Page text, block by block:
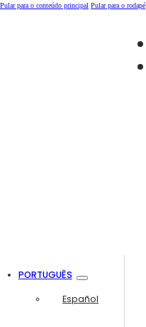
Pular para o conteúdo principal Pular para o rodapé
PORTUGUÊS
Español